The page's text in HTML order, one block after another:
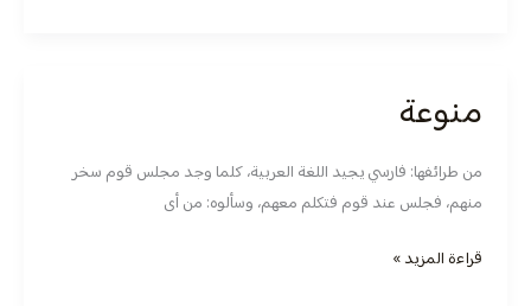
منوعة
من طرائفها: فارسي يجيد اللغة العربية، كلما وجد مجلس قوم سخر
منهم، فجلس عند قوم فتكلم معهم، وسألوه: من أى
منوعة
قراءة المزيد »